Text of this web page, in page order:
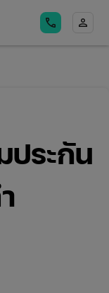
call person
ประกัน